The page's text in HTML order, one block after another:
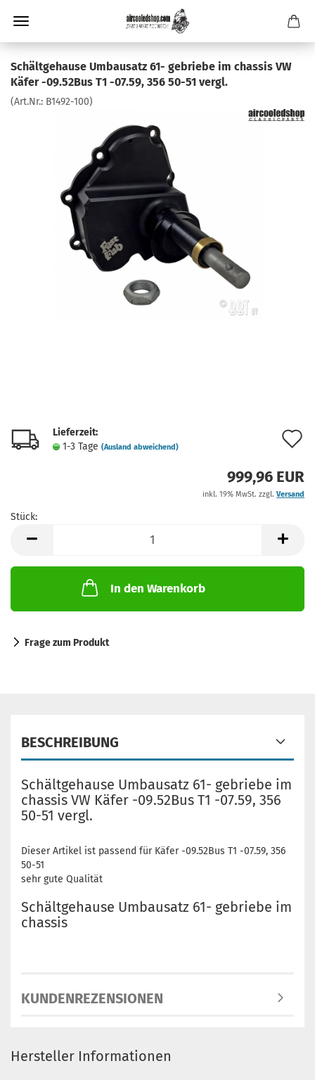
Schältgehause Umbausatz 61- gebriebe im chassis VW
Käfer -09.52Bus T1 -07.59, 356 50-51 vergl.
(Art.Nr.: B1492-100)
Lieferzeit:
1-3 Tage (Ausland abweichend)
999,96 EUR
inkl. 19% MwSt. zzgl. Versand
Stück:
In den Warenkorb
Frage zum Produkt
BESCHREIBUNG
Schältgehause Umbausatz 61- gebriebe im
chassis VW Käfer -09.52Bus T1 -07.59, 356
50-51 vergl.
Dieser Artikel ist passend für Käfer -09.52Bus T1 -07.59, 356
50-51
sehr gute Qualität
Schältgehause Umbausatz 61- gebriebe im
chassis
KUNDENREZENSIONEN
Hersteller Informationen